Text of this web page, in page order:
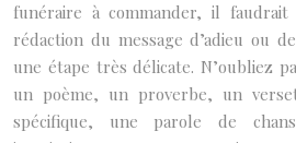
funéraire à commander, il
rédaction du message d’adieu ou
une étape très délicate. N’oubliez
un poème, un proverbe, un
spécifique, une parole de